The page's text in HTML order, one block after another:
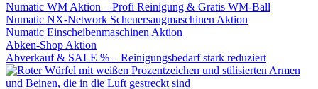
Numatic WM Aktion – Profi Reinigung & Gratis WM-Ball
Numatic NX-Network Scheuersaugmaschinen Aktion
Numatic Einscheibenmaschinen Aktion
Abken-Shop Aktion
Abverkauf & SALE % – Reinigungsbedarf stark reduziert